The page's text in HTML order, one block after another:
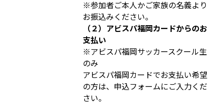
※参加者ご本人かご家族の名義より
お振込みください。
（２）アビスパ福岡カードからのお
支払い
※アビスパ福岡サッカースクール生
のみ
アビスパ福岡カードでお支払い希望
の方は、申込フォームにご入力くだ
さい。